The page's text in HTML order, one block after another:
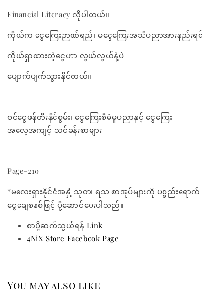
Financial Literacy လိုပါတယ်။
ကိုယ်က ငွေကြေးဉာဏ်ရည်၊ မငွေကြေးအသိပညာအားနည်းရင်
ကိုယ်ရှာထားတဲ့ငွေဟာ လွယ်လွယ်နဲ့ပဲ
ပျောက်ပျက်သွားနိုင်တယ်။
ဝင်ငွေဖန်တီးနိုင်စွမ်း၊ ငွေကြေးစီမံမှုပညာနှင့် ငွေကြေး
အလေ့အကျင့် သင်ခန်းစာများ
Page-210
*မလေးရှားနိုင်ငံအနှံ့ သုတ၊ ရသ စာအုပ်များကို ပစ္စည်းရောက်
ငွေချေစနစ်ဖြင့် ပို့ဆောင်ပေးပါသည်။
စာပို့ဆက်သွယ်ရန်Link
4NiX Store Facebook Page
You may also like